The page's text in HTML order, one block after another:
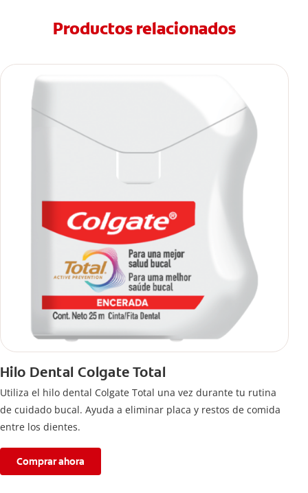
Productos relacionados
Hilo Dental Colgate Total
Utiliza el hilo dental Colgate Total una vez durante tu rutina
de cuidado bucal. Ayuda a eliminar placa y restos de comida
entre los dientes.
Comprar ahora